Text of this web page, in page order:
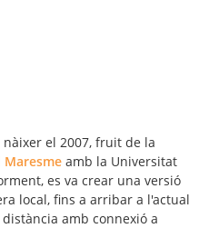
el 2007, fruit de la
Maresme amb la Universitat
es va crear una versió
local, fins a arribar a l'actual
amb connexió a